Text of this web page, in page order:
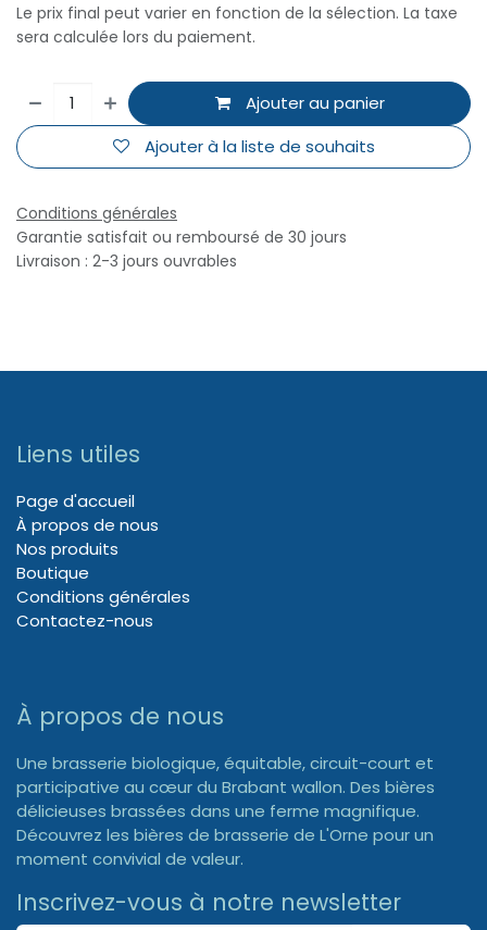
Le prix final peut varier en fonction de la sélection. La taxe
sera calculée lors du paiement.
Ajouter au panier
Ajouter à la liste de souhaits
Conditions générales
Garantie satisfait ou remboursé de 30 jours
Livraison : 2-3 jours ouvrables
Liens utiles
Page d'accueil
À propos de nous
Nos produits
Boutique
Conditions générales
Contactez-nous
À propos de nous
Une brasserie biologique, équitable, circuit-court et
participative au cœur du Brabant wallon. Des bières
délicieuses brassées dans une ferme magnifique.
Découvrez les bières de brasserie de L'Orne pour un
moment convivial de valeur.
Inscrivez-vous à notre newsletter